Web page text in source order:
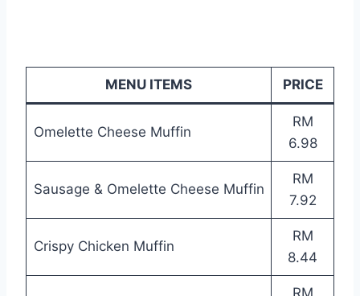
MENU ITEMS PRICE
Omelette Cheese Muffin
RM
6.98
Sausage & Omelette Cheese Muffin
RM
7.92
Crispy Chicken Muffin
RM
8.44
RM